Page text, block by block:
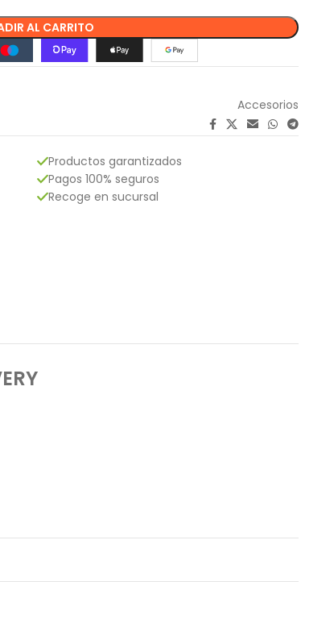
AL CARRITO
Accesorios
Productos garantizados
Pagos 100% seguros
Recoge en sucursal